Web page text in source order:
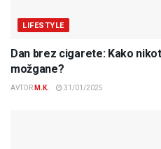
LIFESTYLE
Dan brez cigarete: Kako
možgane?
AVTOR M.K. 31/01/2025